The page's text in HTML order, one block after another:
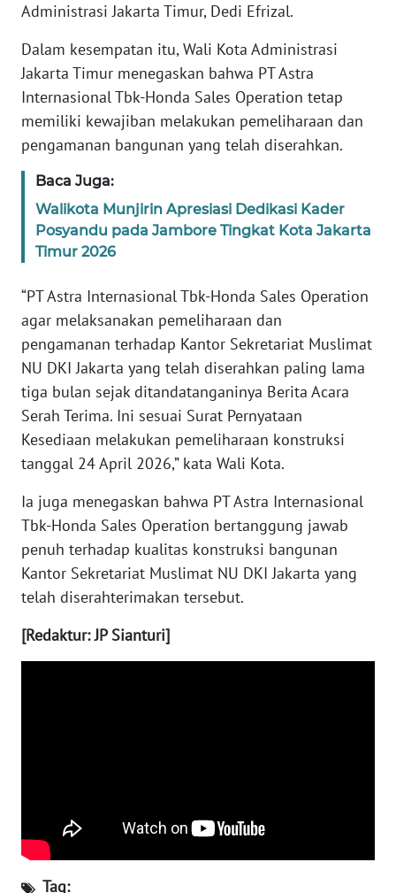
Administrasi Jakarta Timur, Dedi Efrizal.
Dalam kesempatan itu, Wali Kota Administrasi
Jakarta Timur menegaskan bahwa PT Astra
Internasional Tbk-Honda Sales Operation tetap
memiliki kewajiban melakukan pemeliharaan dan
pengamanan bangunan yang telah diserahkan.
Baca Juga:
Walikota Munjirin Apresiasi Dedikasi Kader
Posyandu pada Jambore Tingkat Kota Jakarta
Timur 2026
“PT Astra Internasional Tbk-Honda Sales Operation
agar melaksanakan pemeliharaan dan
pengamanan terhadap Kantor Sekretariat Muslimat
NU DKI Jakarta yang telah diserahkan paling lama
tiga bulan sejak ditandatanganinya Berita Acara
Serah Terima. Ini sesuai Surat Pernyataan
Kesediaan melakukan pemeliharaan konstruksi
tanggal 24 April 2026,” kata Wali Kota.
Ia juga menegaskan bahwa PT Astra Internasional
Tbk-Honda Sales Operation bertanggung jawab
penuh terhadap kualitas konstruksi bangunan
Kantor Sekretariat Muslimat NU DKI Jakarta yang
telah diserahterimakan tersebut.
[Redaktur: JP Sianturi]
Tag:
WN
WN
SULBAR
WN
WN
SUMBAR
SUMSEL
WN
BENGKULU
LAMPUNG
WN
WN
NUSANTARA
WN
WN
WN
KALTENG